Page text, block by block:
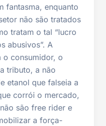
fantasma, enquanto
não são tratados
tratam o tal “lucro
abusivos”. A
o consumidor, o
tributo, a não
etanol que falseia a
corrói o mercado,
são free rider e
a força-